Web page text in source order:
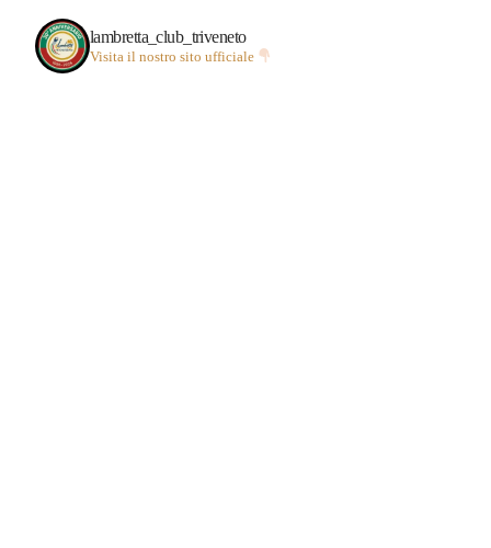
lambretta_club_triveneto
Visita il nostro sito ufficiale